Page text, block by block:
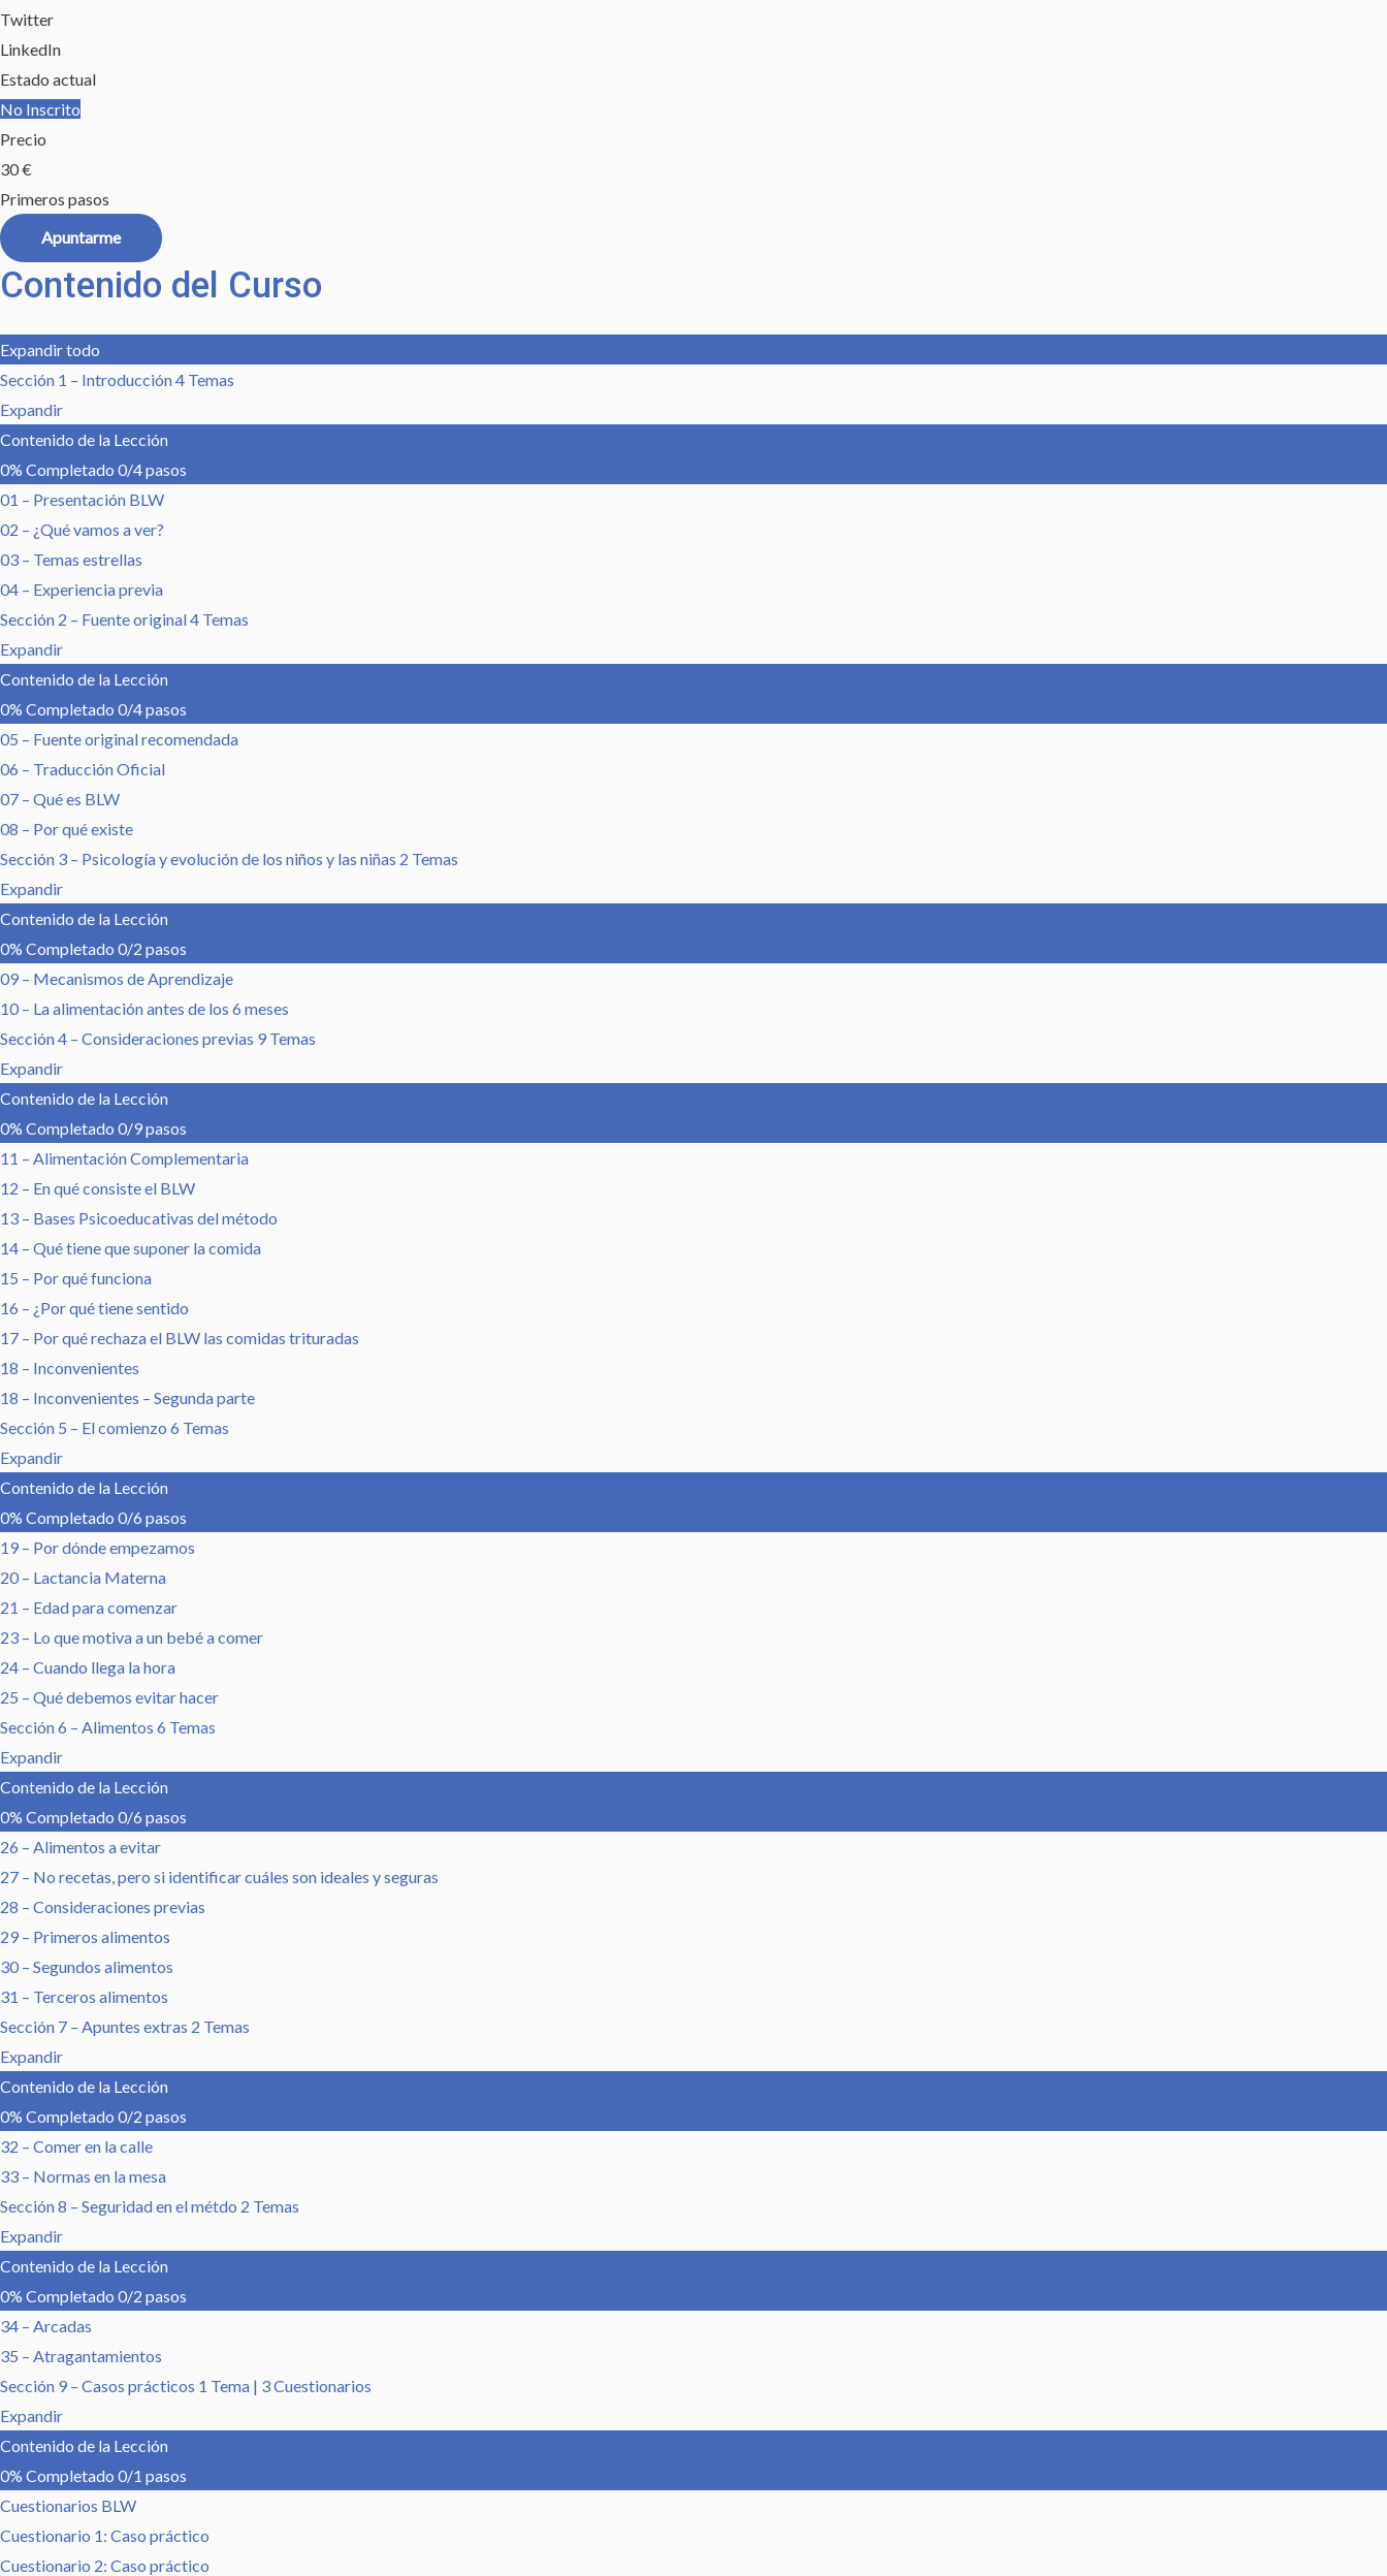
Twitter
LinkedIn
Estado actual
No Inscrito
Precio
30 €
Primeros pasos
Apuntarme
Contenido del Curso
Expandir todo
Sección 1 – Introducción4 Temas
Expandir
Contenido de la Lección
0% Completado 0/4 pasos
01 – Presentación BLW
02 – ¿Qué vamos a ver?
03 – Temas estrellas
04 – Experiencia previa
Sección 2 – Fuente original4 Temas
Expandir
Contenido de la Lección
0% Completado 0/4 pasos
05 – Fuente original recomendada
06 – Traducción Oficial
07 – Qué es BLW
08 – Por qué existe
Sección 3 – Psicología y evolución de los niños y las niñas 2 Temas
Expandir
Contenido de la Lección
0% Completado 0/2 pasos
09 – Mecanismos de Aprendizaje
10 – La alimentación antes de los 6 meses
Sección 4 – Consideraciones previas 9 Temas
Expandir
Contenido de la Lección
0% Completado 0/9 pasos
11 – Alimentación Complementaria
12 – En qué consiste el BLW
13 – Bases Psicoeducativas del método
14 – Qué tiene que suponer la comida
15 – Por qué funciona
16 – ¿Por qué tiene sentido
17 – Por qué rechaza el BLW las comidas trituradas
18 – Inconvenientes
18 – Inconvenientes – Segunda parte
Sección 5 – El comienzo 6 Temas
Expandir
Contenido de la Lección
0% Completado 0/6 pasos
19 – Por dónde empezamos
20 – Lactancia Materna
21 – Edad para comenzar
23 – Lo que motiva a un bebé a comer
24 – Cuando llega la hora
25 – Qué debemos evitar hacer
Sección 6 – Alimentos 6 Temas
Expandir
Contenido de la Lección
0% Completado 0/6 pasos
26 – Alimentos a evitar
27 – No recetas, pero si identificar cuáles son ideales y seguras
28 – Consideraciones previas
29 – Primeros alimentos
30 – Segundos alimentos
31 – Terceros alimentos
Sección 7 – Apuntes extras 2 Temas
Expandir
Contenido de la Lección
0% Completado 0/2 pasos
32 – Comer en la calle
33 – Normas en la mesa
Sección 8 – Seguridad en el métdo 2 Temas
Expandir
Contenido de la Lección
0% Completado 0/2 pasos
34 – Arcadas
35 – Atragantamientos
Sección 9 – Casos prácticos 1 Tema | 3 Cuestionarios
Expandir
Contenido de la Lección
0% Completado 0/1 pasos
Cuestionarios BLW
Cuestionario 1: Caso práctico
Cuestionario 2: Caso práctico